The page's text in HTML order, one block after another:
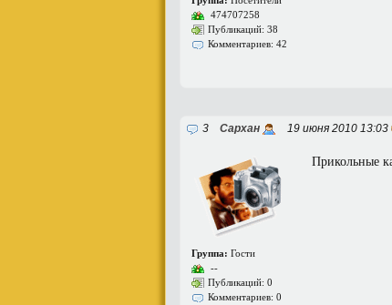
474707258
Публикаций: 38
Комментариев: 42
3 Сархан 19 июня 2010 13:03
Группа: Гости
--
Публикаций: 0
Комментариев: 0
Прикольные